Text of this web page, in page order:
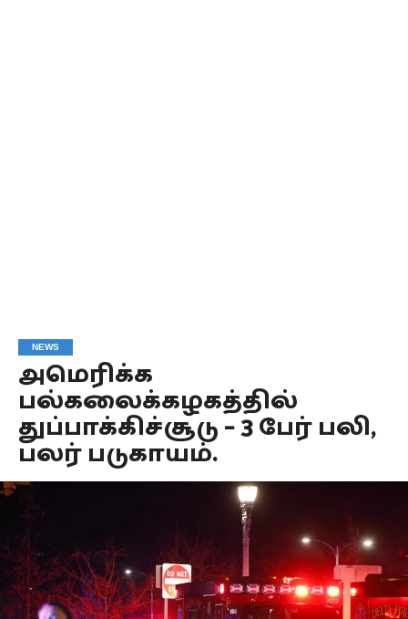
NEWS
அமெரிக்க
பல்கலைக்கழகத்தில்
துப்பாக்கிச்சூடு – 3 பேர் பலி,
பலர் படுகாயம்.